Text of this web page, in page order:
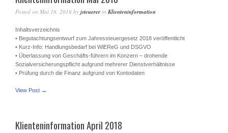
Posted on Mai 18, 2018 by jsteuerer in Klienteninformation
Inhaltsverzeichnis
• Begutachtungsentwurf zum Jahressteuergesetz 2018 veröffentlicht
• Kurz-Info: Handlungsbedarf bei WiEReG und DSGVO
• Überlassung von Geschäfts-führern im Konzern – drohende
Sozialversicherungspflicht aufgrund mehrerer Dienstverhältnisse
• Prüfung durch die Finanz aufgrund von Kontodaten
View Post →
Klienteninformation April 2018